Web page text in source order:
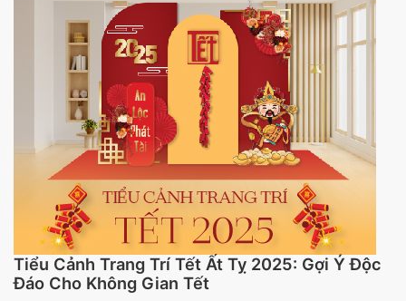
Tiểu Cảnh Trang Trí Tết Ất Tỵ 2025: Gợi Ý Độc
Đáo Cho Không Gian Tết